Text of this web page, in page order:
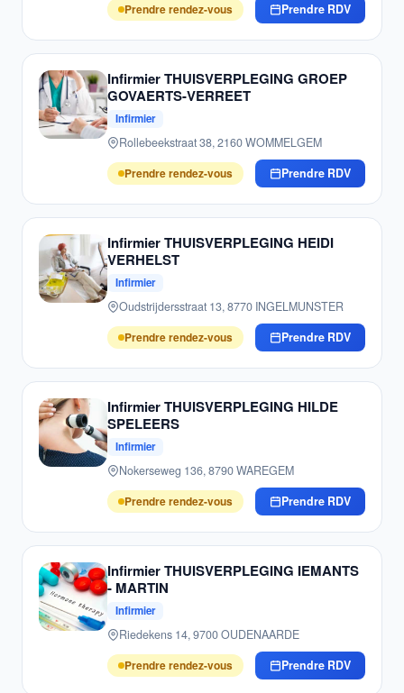
Prendre rendez-vous
Prendre RDV
Infirmier THUISVERPLEGING GROEP
GOVAERTS-VERREET
Infirmier
Rollebeekstraat 38, 2160 WOMMELGEM
Prendre rendez-vous
Prendre RDV
Infirmier THUISVERPLEGING HEIDI
VERHELST
Infirmier
Oudstrijdersstraat 13, 8770 INGELMUNSTER
Prendre rendez-vous
Prendre RDV
Infirmier THUISVERPLEGING HILDE
SPELEERS
Infirmier
Nokerseweg 136, 8790 WAREGEM
Prendre rendez-vous
Prendre RDV
Infirmier THUISVERPLEGING IEMANTS
- MARTIN
Infirmier
Riedekens 14, 9700 OUDENAARDE
Prendre rendez-vous
Prendre RDV